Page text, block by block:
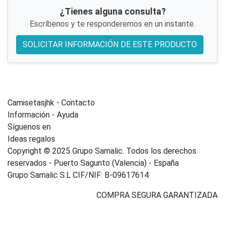
¿Tienes alguna consulta?
Escríbenos y te responderemos en un instante.
SOLICITAR INFORMACIÓN DE ESTE PRODUCTO
Camisetasjhk - Contacto
Información - Ayuda
Síguenos en
Ideas regalos
Copyright © 2025 Grupo Samalic. Todos los derechos
reservados - Puerto Sagunto (Valencia) - España
Grupo Samalic S.L CIF/NIF: B-09617614
COMPRA SEGURA GARANTIZADA